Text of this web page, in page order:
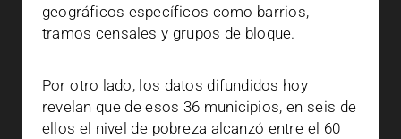
geográficos específicos como barrios,
tramos censales y grupos de bloque.
Por otro lado, los datos difundidos hoy
revelan que de esos 36 municipios, en seis de
ellos el nivel de pobreza alcanzó entre el 60